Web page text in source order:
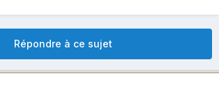
Répondre à ce sujet